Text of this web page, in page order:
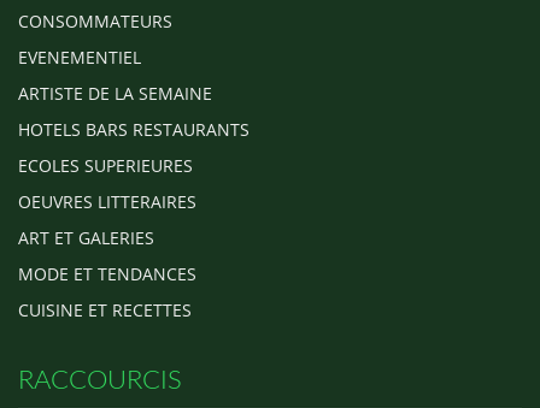
CONSOMMATEURS
EVENEMENTIEL
ARTISTE DE LA SEMAINE
HOTELS BARS RESTAURANTS
ECOLES SUPERIEURES
OEUVRES LITTERAIRES
ART ET GALERIES
MODE ET TENDANCES
CUISINE ET RECETTES
RACCOURCIS